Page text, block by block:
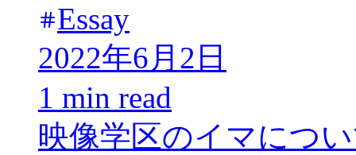
Essay
2022年6月2日
1 min read
映像学区のイマにつ